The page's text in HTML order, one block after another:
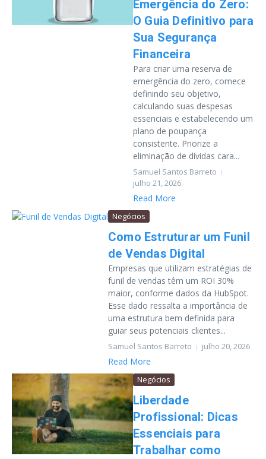
Emergência do Zero:
O Guia Definitivo para
Sua Segurança
Financeira
Para criar uma reserva de
emergência do zero, comece
definindo seu objetivo,
calculando suas despesas
essenciais e estabelecendo um
plano de poupança
consistente. Priorize a
eliminação de dívidas cara...
Samuel Santos Barreto
julho 21, 2026
Read More
Negócios
Como Estruturar um Funil
de Vendas Digital
Empresas que utilizam estratégias de
funil de vendas têm um ROI 30%
maior, conforme dados da HubSpot.
Esse dado ressalta a importância de
uma estrutura bem definida para
guiar seus potenciais clientes...
Samuel Santos Barreto julho 20, 2026
Read More
Negócios
Liberdade
Profissional: Dicas
Essenciais para
Trabalhar como